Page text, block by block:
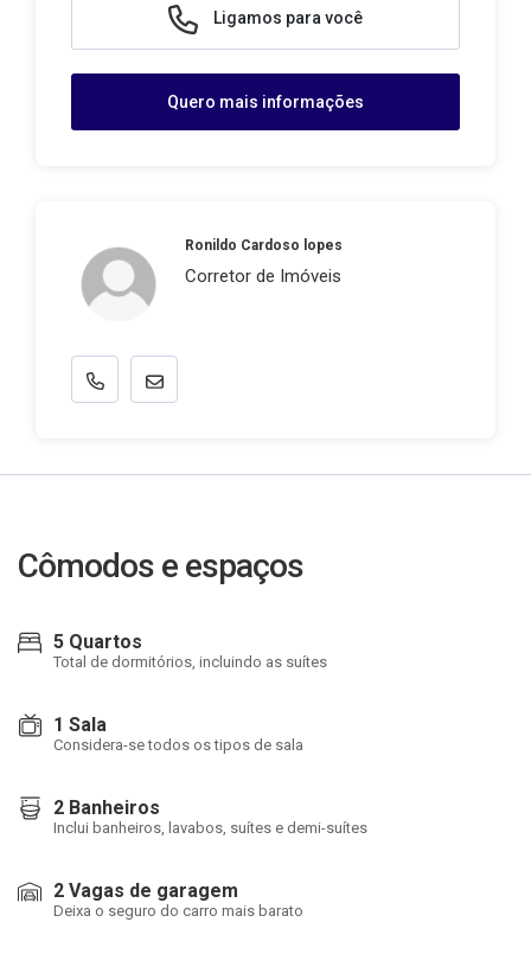
Ligamos para você
Quero mais informações
Ronildo Cardoso lopes
Corretor de Imóveis
Cômodos e espaços
5 Quartos
Total de dormitórios, incluindo as suítes
1 Sala
Considera-se todos os tipos de sala
2 Banheiros
Inclui banheiros, lavabos, suítes e demi-suítes
2 Vagas de garagem
Deixa o seguro do carro mais barato